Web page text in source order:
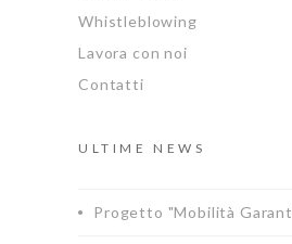
Whistleblowing
Lavora con noi
Contatti
ULTIME NEWS
Progetto "Mobilità